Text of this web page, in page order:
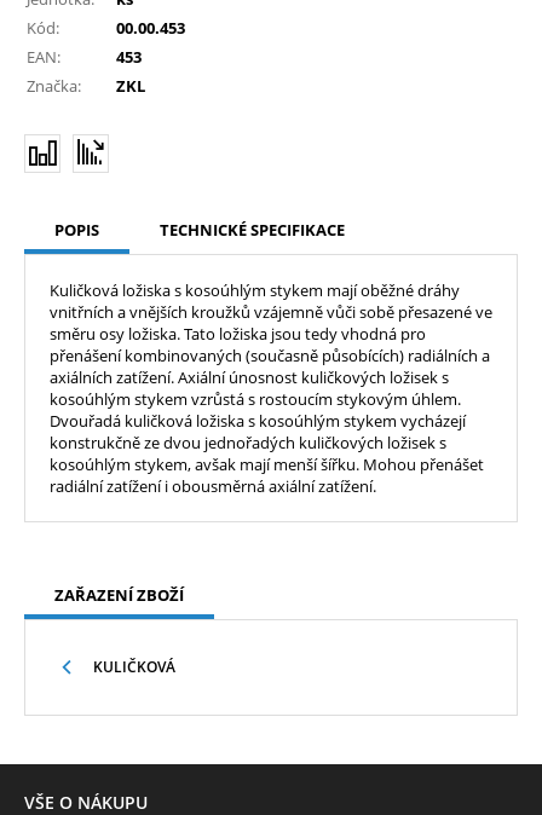
Kód:
00.00.453
EAN:
453
Značka:
ZKL
POPIS TECHNICKÉ SPECIFIKACE
Kuličková ložiska s kosoúhlým stykem mají oběžné dráhy
vnitřních a vnějších kroužků vzájemně vůči sobě přesazené ve
směru osy ložiska. Tato ložiska jsou tedy vhodná pro
přenášení kombinovaných (současně působících) radiálních a
axiálních zatížení. Axiální únosnost kuličkových ložisek s
kosoúhlým stykem vzrůstá s rostoucím stykovým úhlem.
Dvouřadá kuličková ložiska s kosoúhlým stykem vycházejí
konstrukčně ze dvou jednořadých kuličkových ložisek s
kosoúhlým stykem, avšak mají menší šířku. Mohou přenášet
radiální zatížení i obousměrná axiální zatížení.
ZAŘAZENÍ ZBOŽÍ
KULIČKOVÁ
VŠE O NÁKUPU